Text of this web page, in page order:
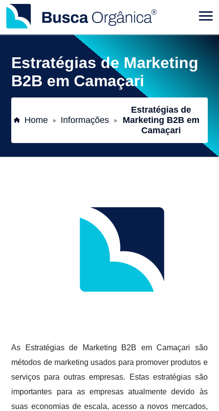
Estratégias de Marketing
B2B em Camaçari
Home » Informações »
Estratégias de
Marketing B2B em
Camaçari
As Estratégias de Marketing B2B em Camaçari são
métodos de marketing usados para promover produtos e
serviços para outras empresas. Estas estratégias são
importantes para as empresas atualmente devido às
suas economias de escala, acesso a novos mercados,